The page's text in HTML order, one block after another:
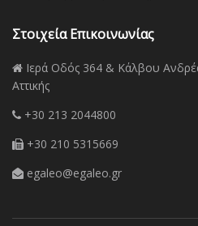
Στοιχεία Επικοινωνίας
Ιερά Οδός 364 & Κάλβου
Αττικής
+30 213 2044800
+30 210 5315669
egaleo@egaleo.gr